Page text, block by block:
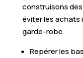
construisons
éviter les achats
garde-robe.
Repérer les